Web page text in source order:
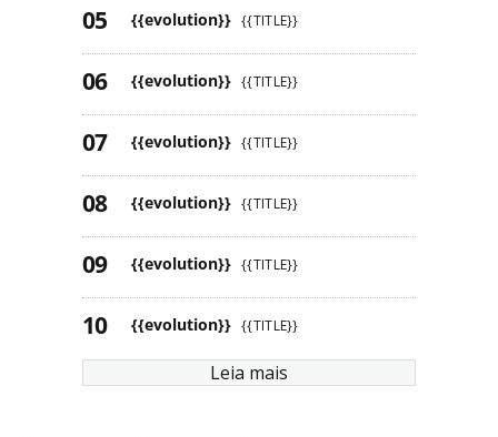
{{evolution}} {{TITLE}}
{{evolution}} {{TITLE}}
{{evolution}} {{TITLE}}
{{evolution}} {{TITLE}}
{{evolution}} {{TITLE}}
{{evolution}} {{TITLE}}
Leia mais